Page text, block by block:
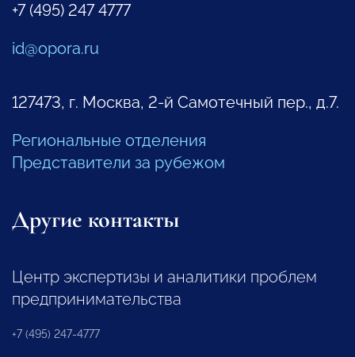
+7 (495) 247 4777
id@opora.ru
127473, г. Москва, 2-й Самотечный пер., д.7.
Региональные отделения
Представители за рубежом
Другие контакты
Центр экспертизы и аналитики проблем
предпринимательства
+7 (495) 247-4777